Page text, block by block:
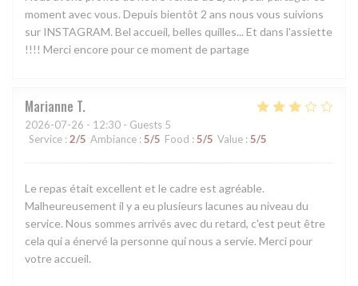
moment avec vous. Depuis bientôt 2 ans nous vous suivions
sur INSTAGRAM. Bel accueil, belles quilles... Et dans l'assiette
!!!! Merci encore pour ce moment de partage
Marianne T
2026-07-26 - 12:30 - Guests 5
Service : 2/5 Ambiance : 5/5 Food : 5/5 Value : 5/5
Le repas était excellent et le cadre est agréable.
Malheureusement il y a eu plusieurs lacunes au niveau du
service. Nous sommes arrivés avec du retard, c'est peut être
cela qui a énervé la personne qui nous a servie. Merci pour
votre accueil.